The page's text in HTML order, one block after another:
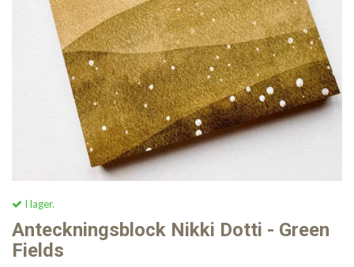
I lager.
Anteckningsblock Nikki Dotti - Green
Fields